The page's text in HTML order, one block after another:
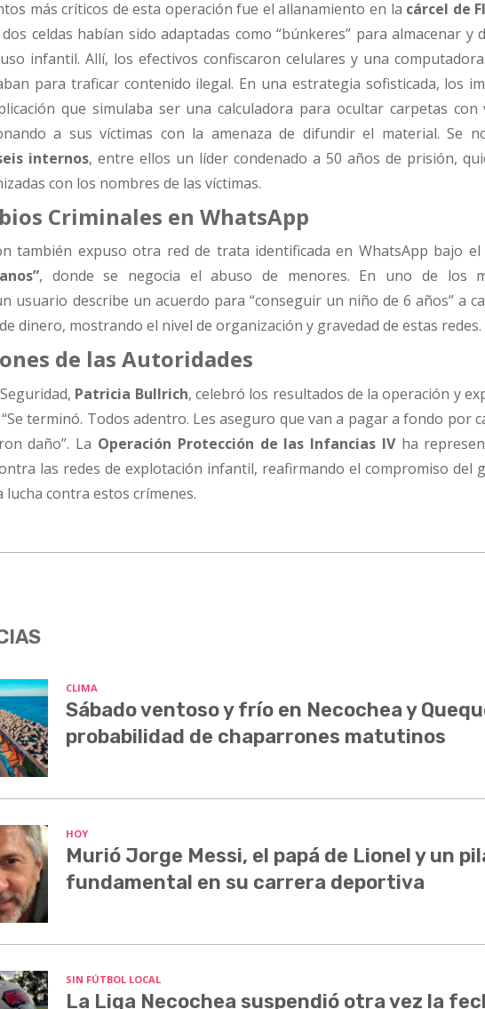
más críticos de esta operación fue el allanamiento en la cárcel de
celdas habían sido adaptadas como “búnkeres” para almacenar y
infantil. Allí, los efectivos confiscaron celulares y una
para traficar contenido ilegal. En una estrategia sofisticada, los
que simulaba ser una calculadora para ocultar carpetas con
a sus víctimas con la amenaza de difundir el material. Se
internos, entre ellos un líder condenado a 50 años de prisión,
con los nombres de las víctimas.
Criminales en WhatsApp
también expuso otra red de trata identificada en WhatsApp bajo
, donde se negocia el abuso de menores. En uno de los
usuario describe un acuerdo para “conseguir un niño de 6 años” a
dinero, mostrando el nivel de organización y gravedad de estas redes.
de las Autoridades
Patricia Bullrich, celebró los resultados de la operación y
terminó. Todos adentro. Les aseguro que van a pagar a fondo por
daño”. La Operación Protección de las Infancias IVha
las redes de explotación infantil, reafirmando el compromiso del
contra estos crímenes.
CLIMA
Sábado ventoso y frío en Necochea y
probabilidad de chaparrones matutinos
HOY
Murió Jorge Messi, el papá de Lionel y un
fundamental en su carrera deportiva
SIN FÚTBOL LOCAL
La Liga Necochea suspendió otra vez la